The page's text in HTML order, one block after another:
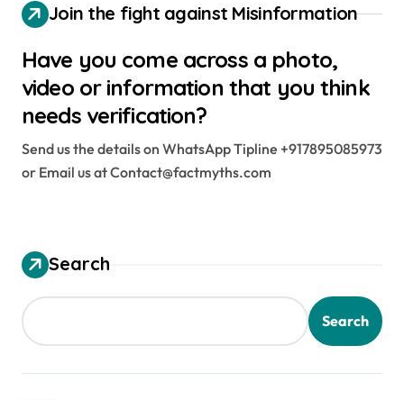
Join the fight against Misinformation
Have you come across a photo,
video or information that you think
needs verification?
Send us the details on WhatsApp Tipline +917895085973
or Email us at Contact@factmyths.com
Search
Search